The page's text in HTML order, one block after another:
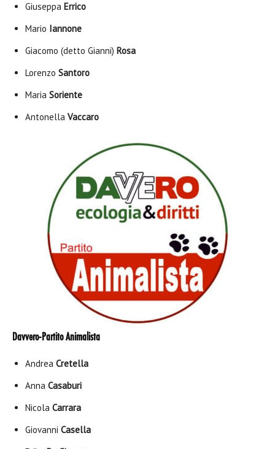
Giuseppa Errico
Mario Iannone
Giacomo (detto Gianni) Rosa
Lorenzo Santoro
Maria Soriente
Antonella Vaccaro
Davvero-Partito Animalista
Andrea Cretella
Anna Casaburi
Nicola Carrara
Giovanni Casella